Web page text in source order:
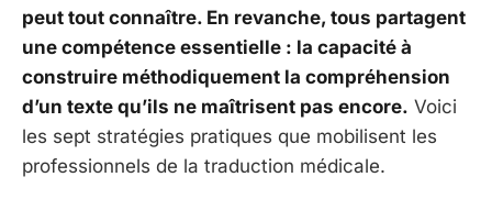
peut tout connaître. En revanche, tous partagent
une compétence essentielle : la capacité à
construire méthodiquement la compréhension
d’un texte qu’ils ne maîtrisent pas encore. Voici
les sept stratégies pratiques que mobilisent les
professionnels de la traduction médicale.